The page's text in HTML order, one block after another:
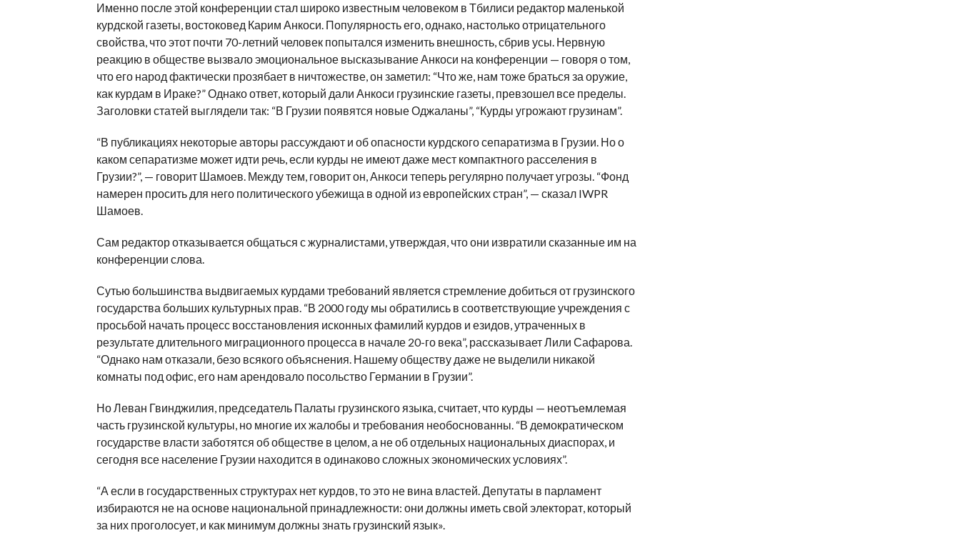
Именно после этой конференции стал широко известным человеком в Тбилиси редактор маленькой
курдской газеты, востоковед Карим Анкоси. Популярность его, однако, настолько отрицательного
свойства, что этот почти 70-летний человек попытался изменить внешность, сбрив усы. Нервную
реакцию в обществе вызвало эмоциональное высказывание Анкоси на конференции — говоря о том,
что его народ фактически прозябает в ничтожестве, он заметил: “Что же, нам тоже браться за оружие,
как курдам в Ираке?” Однако ответ, который дали Анкоси грузинские газеты, превзошел все пределы.
Заголовки статей выглядели так: “В Грузии появятся новые Оджаланы”, “Курды угрожают грузинам”.
“В публикациях некоторые авторы рассуждают и об опасности курдского сепаратизма в Грузии. Но о
каком сепаратизме может идти речь, если курды не имеют даже мест компактного расселения в
Грузии?”, — говорит Шамоев. Между тем, говорит он, Анкоси теперь регулярно получает угрозы. “Фонд
намерен просить для него политического убежища в одной из европейских стран”, — сказал IWPR
Шамоев.
Сам редактор отказывается общаться с журналистами, утверждая, что они извратили сказанные им на
конференции слова.
Сутью большинства выдвигаемых курдами требований является стремление добиться от грузинского
государства больших культурных прав. “В 2000 году мы обратились в соответствующие учреждения с
просьбой начать процесс восстановления исконных фамилий курдов и езидов, утраченных в
результате длительного миграционного процесса в начале 20-го века”, рассказывает Лили Сафарова.
“Однако нам отказали, безо всякого объяснения. Нашему обществу даже не выделили никакой
комнаты под офис, его нам арендовало посольство Германии в Грузии”.
Но Леван Гвинджилия, председатель Палаты грузинского языка, считает, что курды — неотъемлемая
часть грузинской культуры, но многие их жалобы и требования необоснованны. “В демократическом
государстве власти заботятся об обществе в целом, а не об отдельных национальных диаспорах, и
сегодня все население Грузии находится в одинаково сложных экономических условиях”.
“А если в государственных структурах нет курдов, то это не вина властей. Депутаты в парламент
избираются не на основе национальной принадлежности: они должны иметь свой электорат, который
за них проголосует, и как минимум должны знать грузинский язык».